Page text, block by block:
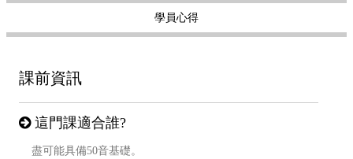
學員心得
課前資訊
這門課適合誰?
盡可能具備50音基礎。